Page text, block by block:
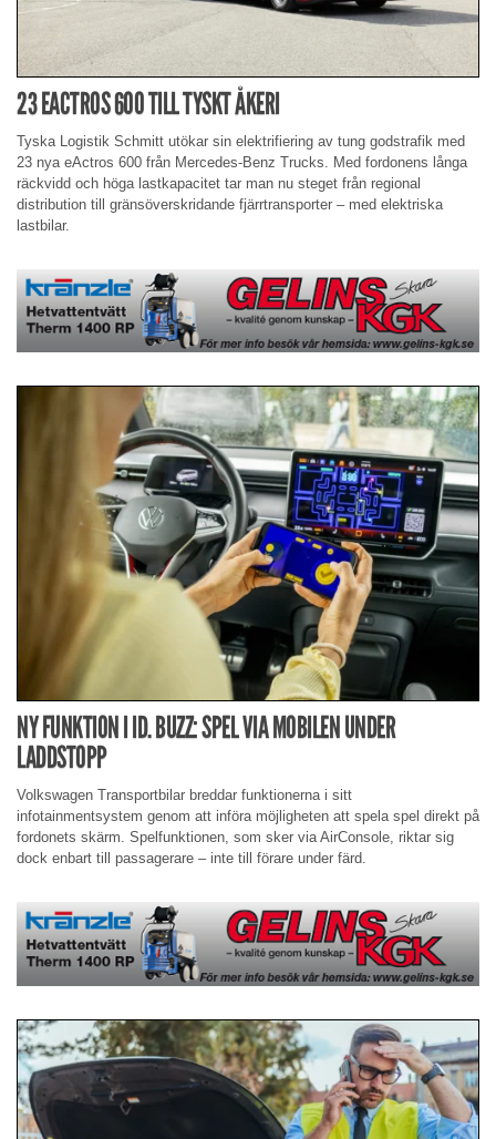
23 EACTROS 600 TILL TYSKT ÅKERI
Tyska Logistik Schmitt utökar sin elektrifiering av tung godstrafik med
23 nya eActros 600 från Mercedes-Benz Trucks. Med fordonens långa
räckvidd och höga lastkapacitet tar man nu steget från regional
distribution till gränsöverskridande fjärrtransporter – med elektriska
lastbilar.
NY FUNKTION I ID. BUZZ: SPEL VIA MOBILEN UNDER
LADDSTOPP
Volkswagen Transportbilar breddar funktionerna i sitt
infotainmentsystem genom att införa möjligheten att spela spel direkt på
fordonets skärm. Spelfunktionen, som sker via AirConsole, riktar sig
dock enbart till passagerare – inte till förare under färd.